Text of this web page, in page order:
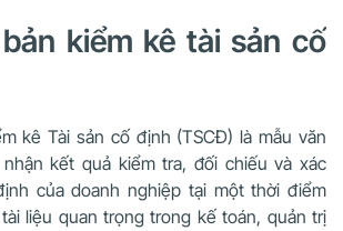
kiểm kê tài sản cố
kê Tài sản cố định (TSCĐ) là mẫu văn
kết quả kiểm tra, đối chiếu và xác
của doanh nghiệp tại một thời điểm
liệu quan trọng trong kế toán, quản trị